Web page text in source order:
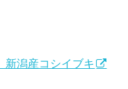
潟産コシイブキ